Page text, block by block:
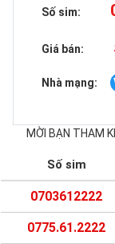
Số sim:
Giá bán:
Nhà mạng:
MỜI BẠN THAM
Số sim
0703612222
0775.61.2222